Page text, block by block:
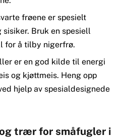
frøene er spesielt
Bruk en spesiell
for å tilby nigerfrø.
er en god kilde til energi
og kjøttmeis. Heng opp
hjelp av spesialdesignede
trær for småfugler i